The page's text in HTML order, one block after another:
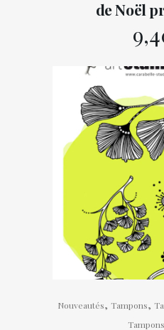
de Noël
Nouveautés, Tampons,